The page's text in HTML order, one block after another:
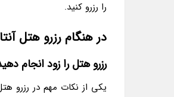
را رزرو کنید.
در هنگام رزرو هتل
رزرو هتل را زود انجام
یکی از نکات مهم در رزرو